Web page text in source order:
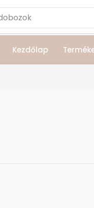
Kezdőlap